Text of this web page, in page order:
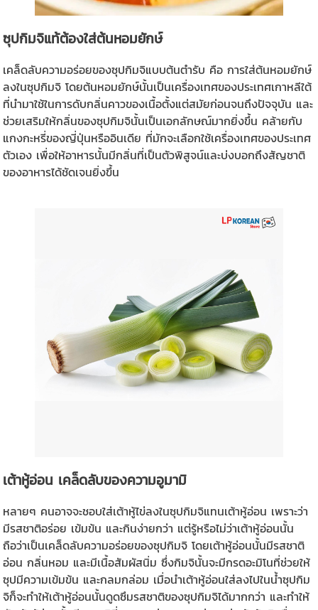
ซุปกิมจิแท้ต้องใส่ต้นหอมยักษ์
เคล็ดลับความอร่อยของซุปกิมจิแบบต้นตำรับ คือ การใส่ต้นหอมยักษ์
ลงในซุปกิมจิ โดยต้นหอมยักษ์นั้นเป็นเครื่องเทศของประเทศเกาหลีใต้
ที่นำมาใช้ในการดับกลิ่นคาวของเนื้อตั้งแต่สมัยก่อนจนถึงปัจจุบัน และ
ช่วยเสริมให้กลิ่นของซุปกิมจินั้นเป็นเอกลักษณ์มากยิ่งขึ้น คล้ายกับ
แกงกะหรี่ของญี่ปุ่นหรืออินเดีย ที่มักจะเลือกใช้เครื่องเทศของประเทศ
ตัวเอง เพื่อให้อาหารนั้นมีกลิ่นที่เป็นตัวพิสูจน์และบ่งบอกถึงสัญชาติ
ของอาหารได้ชัดเจนยิ่งขึ้น
เต้าหู้อ่อน เคล็ดลับของความอูมามิ
หลายๆ คนอาจจะชอบใส่เต้าหู้ไข่ลงในซุปกิมจิแทนเต้าหู้อ่อน เพราะว่า
มีรสชาติอร่อย เข้มข้น และกินง่ายกว่า แต่รู้หรือไม่ว่าเต้าหู้อ่อนนั้น
ถือว่าเป็นเคล็ดลับความอร่อยของซุปกิมจิ โดยเต้าหู้อ่อนนั้นมีรสชาติ
อ่อน กลิ่นหอม และมีเนื้อสัมผัสนิ่ม ซึ่งกิมจินั้นจะมีกรดอะมิโนที่ช่วยให้
ซุปมีความเข้มข้น และกลมกล่อม เมื่อนำเต้าหู้อ่อนใส่ลงไปในน้ำซุปกิม
จิก็จะทำให้เต้าหู้อ่อนนั้นดูดซึมรสชาติของซุปกิมจิได้มากกว่า และทำให้